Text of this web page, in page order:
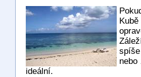
ideální.